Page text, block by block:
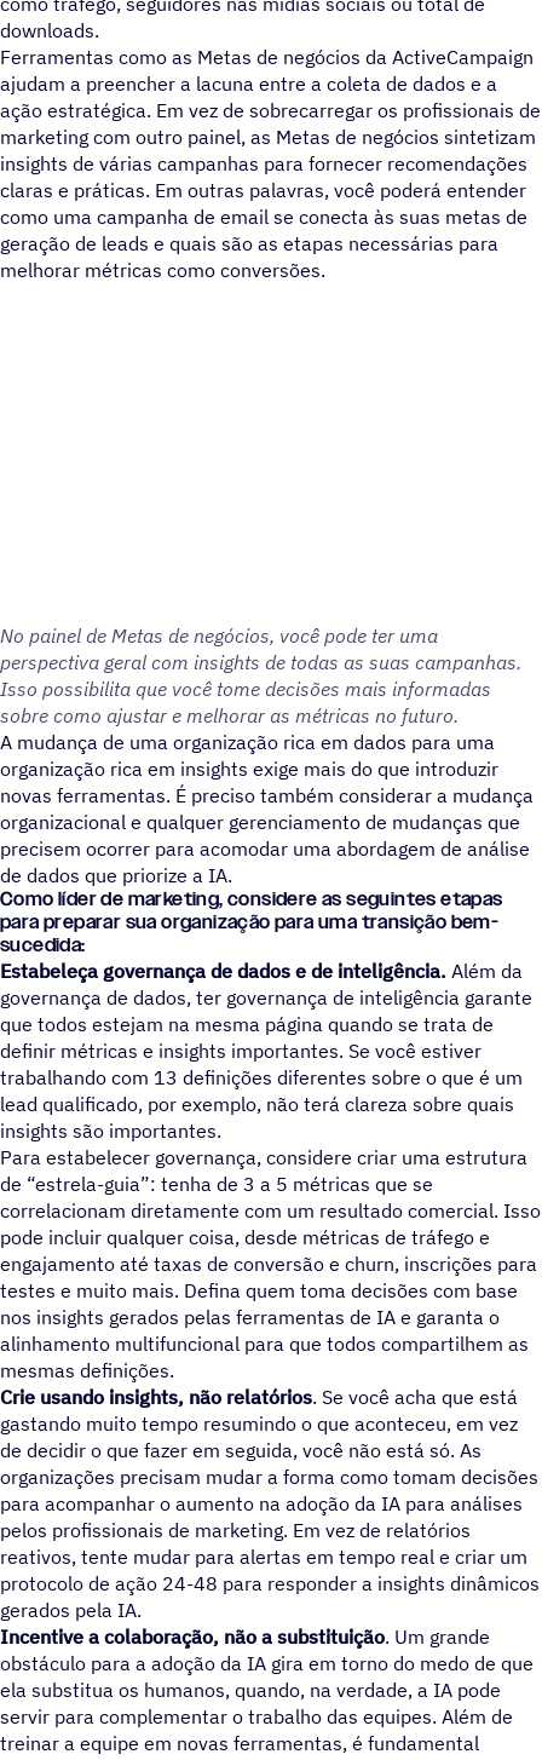
downloads.
Ferramentas como as Metas de negócios da ActiveCampaign
ajudam a preencher a lacuna entre a coleta de dados e a
ação estratégica. Em vez de sobrecarregar os profissionais de
marketing com outro painel, as Metas de negócios sintetizam
insights de várias campanhas para fornecer recomendações
claras e práticas. Em outras palavras, você poderá entender
como uma campanha de email se conecta às suas metas de
geração de leads e quais são as etapas necessárias para
melhorar métricas como conversões.
No painel de Metas de negócios, você pode ter uma
perspectiva geral com insights de todas as suas campanhas.
Isso possibilita que você tome decisões mais informadas
sobre como ajustar e melhorar as métricas no futuro.
A mudança de uma organização rica em dados para uma
organização rica em insights exige mais do que introduzir
novas ferramentas. É preciso também considerar a mudança
organizacional e qualquer gerenciamento de mudanças que
precisem ocorrer para acomodar uma abordagem de análise
de dados que priorize a IA.
Como líder de marketing, considere as seguintes etapas
para preparar sua organização para uma transição bem-
sucedida:
Estabeleça governança de dados e de inteligência. Além da
governança de dados, ter governança de inteligência garante
que todos estejam na mesma página quando se trata de
definir métricas e insights importantes. Se você estiver
trabalhando com 13 definições diferentes sobre o que é um
lead qualificado, por exemplo, não terá clareza sobre quais
insights são importantes.
Para estabelecer governança, considere criar uma estrutura
de “estrela-guia”: tenha de 3 a 5 métricas que se
correlacionam diretamente com um resultado comercial. Isso
pode incluir qualquer coisa, desde métricas de tráfego e
engajamento até taxas de conversão e churn, inscrições para
testes e muito mais. Defina quem toma decisões com base
nos insights gerados pelas ferramentas de IA e garanta o
alinhamento multifuncional para que todos compartilhem as
mesmas definições.
Crie usando insights, não relatórios. Se você acha que est
gastando muito tempo resumindo o que aconteceu, em vez
de decidir o que fazer em seguida, você não está só. As
organizações precisam mudar a forma como tomam decisões
para acompanhar o aumento na adoção da IA para análises
pelos profissionais de marketing. Em vez de relatórios
reativos, tente mudar para alertas em tempo real e criar um
protocolo de ação 24-48 para responder a insights dinâmicos
gerados pela IA.
Incentive a colaboração, não a substituição. Um grande
obstáculo para a adoção da IA gira em torno do medo de que
ela substitua os humanos, quando, na verdade, a IA pode
servir para complementar o trabalho das equipes. Além de
treinar a equipe em novas ferramentas, é fundamental